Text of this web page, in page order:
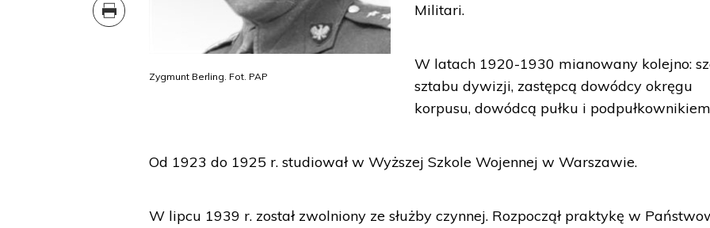
Zygmunt Berling. Fot. PAP
Militari.
W latach 1920-1930 mianowany kolejno:
sztabu dywizji, zastępcą dowódcy okręgu
korpusu, dowódcą pułku i
Od 1923 do 1925 r. studiował w Wyższej Szkole Wojennej w Warszawie.
W lipcu 1939 r. został zwolniony ze służby czynnej. Rozpoczął praktykę w